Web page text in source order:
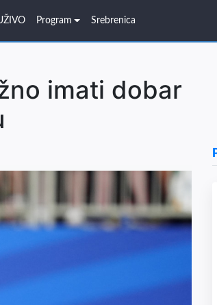
Program Srebrenica
imati dobar